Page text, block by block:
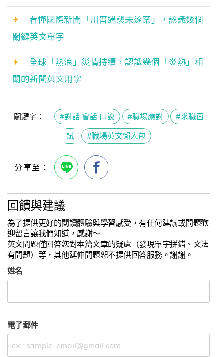
✦
看懂國際新聞「川普遇襲未遂案」，認識幾個
關鍵英文單字
✦
全球「熱浪」災情持續，認識幾個「炎熱」相
關的新聞英文用字
關鍵字： #對話·會話·口說 #職場應對
#求職面
試
#職場英文懶人包
回饋與建議
為了提供更好的閱讀體驗與學習感受，有任何建議或問題歡
迎留言讓我們知道，感謝～
英文問題僅回答您對本篇文章的疑慮（發現單字拼錯、文法
有問題）等，其他延伸問題恕不提供回答服務。謝謝。
姓名
電子郵件